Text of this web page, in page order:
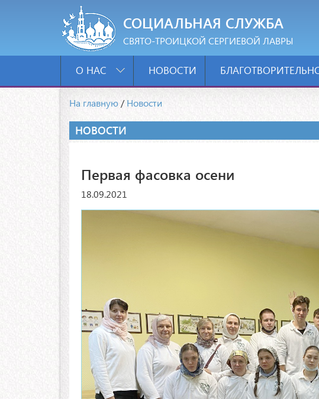
СОЦИАЛЬНАЯ СЛУЖБА
СВЯТО-ТРОИЦКОЙ СЕРГИЕВОЙ ЛАВРЫ
О НАС НОВОСТИ
На главную /Новости
НОВОСТИ
Первая фасовка осени
18.09.2021